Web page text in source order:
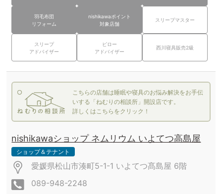
羽毛布団
リフォーム
nishikawaポイント
対象店舗
スリープマスター
スリープ
アドバイザー
ピロー
アドバイザー
西川寝具販売2級
こちらの店舗は睡眠や寝具のお悩み解決をお手伝
いする「ねむりの相談所」開設店です。
詳しくはこちらをクリック！
nishikawaショップ ネムリウム いよてつ高島屋
ショップ＆テナント
愛媛県松山市湊町5-1-1 いよてつ髙島屋 6階
089-948-2248